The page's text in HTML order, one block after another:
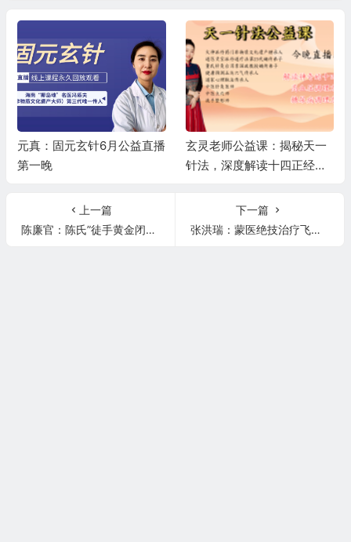
元真：固元玄针6月公益直播
第一晚
玄灵老师公益课：揭秘天一
针法，深度解读十四正经，
上一篇
陈廉官：陈氏”徒手黄金闭合术“打造完美身材——收假胯宽！
下一篇
张洪瑞：蒙医绝技治疗飞蚊症与老花眼———让眼睛 亮起来！